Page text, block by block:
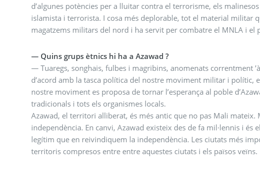
d’algunes potències per a lluitar contra el terrorisme, els
islamista i terrorista. I cosa més deplorable, tot el material militar
magatzems militars del nord i ha servit per combatre el MNLA i el
— Quins grups ètnics hi ha a Azawad ?
— Tuaregs, songhais, fulbes i magribins, anomenats correntment
d’acord amb la tasca política del nostre moviment militar i polític,
nostre moviment es proposa de tornar l’esperança al poble
tradicionals i tots els organismes locals.
Azawad, el territori alliberat, és més antic que no pas Mali
independència. En canvi, Azawad existeix des de fa mil·lennis i
legítim que en reivindiquem la independència. Les ciutats més
territoris compresos entre entre aquestes ciutats i els països veïns.